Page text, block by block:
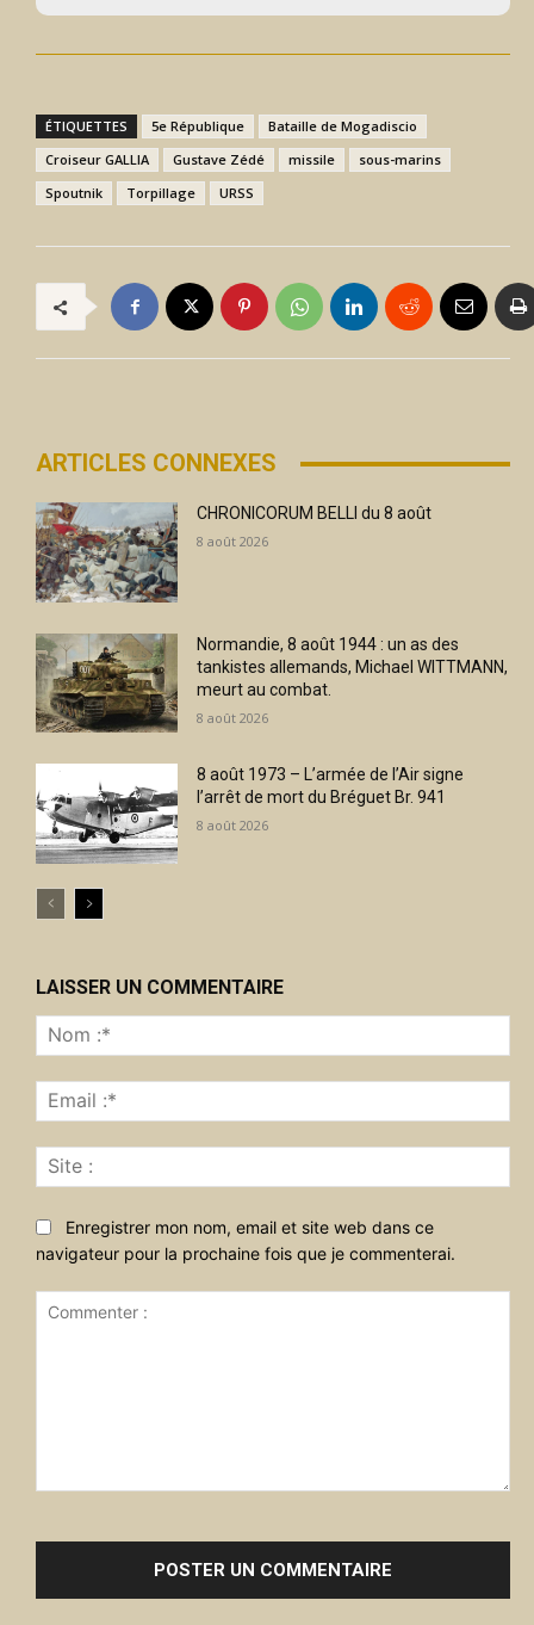
ÉTIQUETTES 5e République
Bataille de Mogadiscio
Croiseur GALLIA
Gustave Zédé missile
sous-marins
Spoutnik
Torpillage URSS
ARTICLES CONNEXES
CHRONICORUM BELLI du 8 août
8 août 2026
Normandie, 8 août 1944 : un as des
tankistes allemands, Michael WITTMANN,
meurt au combat.
8 août 2026
8 août 1973 – L’armée de l’Air signe
l’arrêt de mort du Bréguet Br. 941
8 août 2026
LAISSER UN COMMENTAIRE
:*
:*
:
Enregistrer mon nom, email et site web dans ce
navigateur pour la prochaine fois que je commenterai.